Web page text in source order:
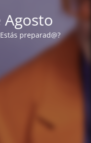
Agosto
preparad@?